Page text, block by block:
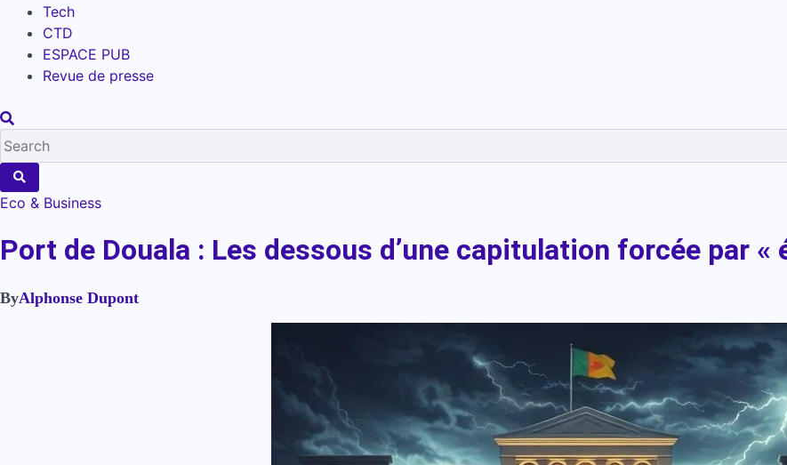
Tech
CTD
ESPACE PUB
Revue de presse
Eco & Business
Port de Douala : Les dessous d’une capitulation forcée par
ByAlphonse Dupont